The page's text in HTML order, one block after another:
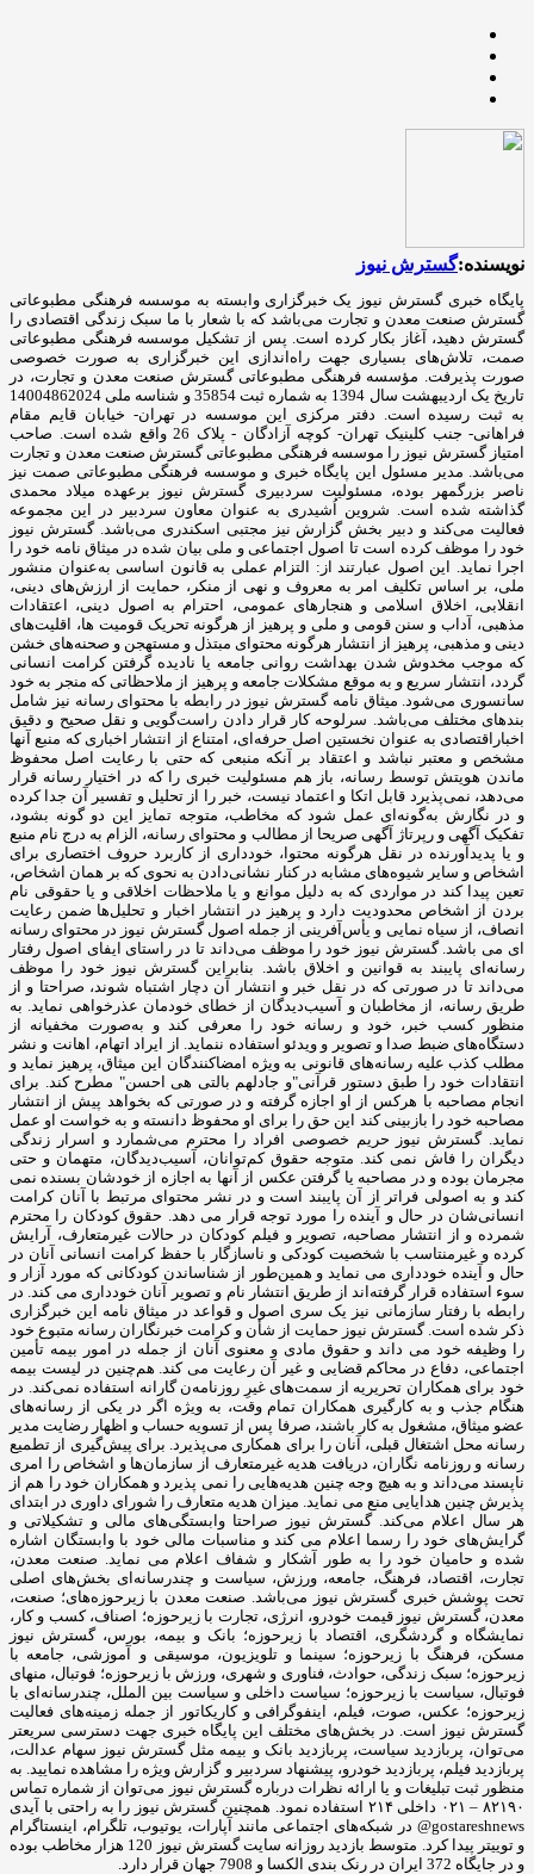
نویسنده:گسترش نیوز
پایگاه خبری گسترش نیوز یک خبرگزاری وابسته به موسسه فرهنگی مطبوعاتی
گسترش صنعت معدن و تجارت می‌باشد که با شعار با ما سبک زندگی اقتصادی را
گسترش دهید، آغاز بکار کرده است. پس از تشکیل موسسه فرهنگی مطبوعاتی
صمت، تلاش‌های بسیاری جهت راه‌اندازی این خبرگزاری به صورت خصوصی
صورت پذیرفت. مؤسسه فرهنگی مطبوعاتی گسترش صنعت معدن و تجارت، در
تاریخ یک اردیبهشت سال 1394 به شماره ثبت 35854 و شناسه ملی 14004862024
به ثبت رسیده است. دفتر مرکزی این موسسه در تهران- خیابان قایم مقام
فراهانی- جنب کلینیک تهران- کوچه آزادگان - پلاک 26 واقع شده است. صاحب
امتیاز گسترش نیوز را موسسه فرهنگی مطبوعاتی گسترش صنعت معدن و تجارت
می‌باشد. مدیر مسئول این پایگاه خبری و موسسه فرهنگی مطبوعاتی صمت نیز
ناصر بزرگمهر بوده، مسئولیت سردبیری گسترش نیوز برعهده میلاد محمدی
گذاشته شده است. شروین اُشیدری به عنوان معاون سردبیر در این مجموعه
فعالیت می‌کند و دبیر بخش گزارش نیز مجتبی اسکندری می‌باشد. گسترش نیوز
خود را موظف کرده است تا اصول اجتماعی و ملی بیان شده در میثاق نامه خود را
اجرا نماید. این اصول عبارتند از: التزام عملی به قانون اساسی به‌عنوان منشور
ملی، بر اساس تکلیف امر به‌ معروف و نهی از منکر، حمایت از ارزش‌های دینی،
انقلابی، اخلاق اسلامی و هنجارهای عمومی، احترام به اصول دینی، اعتقادات
مذهبی، آداب و سنن قومی و ملی و ‌پرهیز از هرگونه تحریک قومیت ‌ها، اقلیت‌های
دینی و مذهبی، پرهیز از انتشار هرگونه محتوای مبتذل و مستهجن و صحنه‌های خشن
که موجب مخدوش شدن بهداشت روانی جامعه یا نادیده گرفتن کرامت انسانی
گردد، انتشار سریع و به‌ موقع مشکلات جامعه و پرهیز از ملاحظاتی که منجر به خود
سانسوری می‌شود. میثاق نامه گسترش نیوز در رابطه با محتوای رسانه نیز شامل
بندهای مختلف می‌باشد. سرلوحه کار قرار دادن راست‌گویی و نقل صحیح و دقیق
اخباراقتصادی به ‌عنوان نخستین اصل حرفه‌ای، امتناع از انتشار اخباری که منبع آنها
مشخص و معتبر نباشد و اعتقاد بر آنکه منبعی که حتی با رعایت اصل محفوظ
ماندن هویتش توسط رسانه، باز هم مسئولیت خبری را که در اختیار رسانه قرار
می‌دهد، نمی‌پذیرد قابل اتکا و اعتماد نیست، خبر را از تحلیل و تفسیر آن جدا کرده
و در نگارش به‌گونه‌ای عمل شود که مخاطب، متوجه تمایز این دو گونه بشود،
تفکیک آگهی و رپرتاژ آگهی صریحا از مطالب و محتوای رسانه، الزام به درج نام منبع
و یا پدیدآورنده در نقل هرگونه محتوا، خودداری از کاربرد حروف اختصاری برای
اشخاص و سایر شیوه‌های مشابه در کنار نشانی‌دادن به نحوی که بر همان اشخاص،
تعین پیدا کند در مواردی که به دلیل موانع و یا ملاحظات اخلاقی و یا حقوقی نام
بردن از اشخاص محدودیت دارد و پرهیز در انتشار اخبار و تحلیل‌ها ضمن رعایت
انصاف، از سیاه ‌نمایی و یأس‌آفرینی از جمله اصول گسترش نیوز در محتوای رسانه
ای می باشد. گسترش نیوز خود را موظف می‌داند تا در راستای ایفای اصول رفتار
رسانه‌ای پایبند به قوانین و اخلاق باشد. بنابراین گسترش نیوز خود را موظف
می‌داند تا در صورتی که در نقل خبر و انتشار آن دچار اشتباه شوند، صراحتا و از
طریق رسانه، از مخاطبان و آسیب‌دیدگان از خطای خودمان عذرخواهی نماید. به
منظور کسب خبر، خود و رسانه خود را معرفی کند و به‌صورت مخفیانه از
دستگاه‌های ضبط صدا و تصویر و ویدئو استفاده ننماید. از ایراد اتهام، اهانت و نشر
مطلب کذب علیه رسانه‌های قانونی به ‌ویژه امضاکنندگان این میثاق، پرهیز نماید و
انتقادات‌ خود را طبق دستور قرآنی"و جادلهم بالتی هی احسن" مطرح کند. برای
انجام مصاحبه با هرکس از او اجازه گرفته و در صورتی که بخواهد پیش از انتشار
مصاحبه خود را بازبینی کند این حق را برای او محفوظ دانسته و به خواست او عمل
نماید. گسترش نیوز حریم خصوصی افراد را محترم می‌شمارد و اسرار زندگی
دیگران را فاش نمی کند. متوجه حقوق کم‌توانان، آسیب‌دیدگان، متهمان و حتی
مجرمان بوده و در مصاحبه یا گرفتن عکس از آنها به اجازه از خودشان بسنده نمی
کند و به اصولی فراتر از آن پایبند است و در نشر محتوای مرتبط با آنان کرامت
انسانی‌شان در حال و آینده را مورد توجه قرار می دهد. حقوق کودکان را محترم
شمرده و از انتشار مصاحبه، تصویر و فیلم کودکان در حالات غیرمتعارف، آرایش
کرده و غیرمنتاسب با شخصیت کودکی و ناسازگار با حفظ کرامت انسانی آنان در
حال و آینده خودداری می نماید و همین‌طور از شناساندن کودکانی که مورد آزار و
سوء استفاده قرار گرفته‌اند از طریق انتشار نام و تصویر آنان خودداری می کند. در
رابطه با رفتار سازمانی نیز یک سری اصول و قواعد در میثاق نامه این خبرگزاری
ذکر شده است. گسترش نیوز حمایت از شأن و کرامت خبرنگاران رسانه متبوع خود
را وظیفه خود می داند و حقوق مادی و معنوی آنان از جمله در امور بیمه تأمین
اجتماعی، دفاع در محاکم قضایی و غیر آن رعایت می کند. هم‌چنین در لیست بیمه
خود برای همکاران تحریریه از سمت‌های غیرِ روزنامه‌ن گارانه استفاده نمی‌کند. در
هنگام جذب و به کارگیری همکاران تمام وقت، به ‌ویژه اگر در یکی از رسانه‌های
عضو میثاق، مشغول به کار باشند، صرفا پس از تسویه‌ حساب و اظهار رضایت مدیر
رسانه محل اشتغال قبلی، آنان را برای همکاری می‌پذیرد. برای پیش‌گیری از تطمیع
رسانه و روزنامه ‌نگاران، دریافت هدیه غیرمتعارف از سازمان‌ها و اشخاص را امری
ناپسند می‌داند و به ‌هیچ ‌وجه چنین هدیه‌هایی را نمی پذیرد و همکاران خود را هم از
پذیرش چنین هدایایی منع می نماید. میزان هدیه متعارف را شورای داوری در ابتدای
هر سال اعلام می‌کند. گسترش نیوز صراحتا وابستگی‌های مالی و تشکیلاتی و
گرایش‌های خود را رسما اعلام می کند و مناسبات مالی خود با وابستگان اشاره
شده و حامیان خود را به ‌طور آشکار و شفاف اعلام می نماید. صنعت معدن،
تجارت، اقتصاد، فرهنگ، جامعه، ورزش، سیاست و چندرسانه‌ای بخش‌های اصلی
تحت پوشش خبری گسترش نیوز می‌باشد. صنعت معدن با زیرحوزه‌های؛ صنعت،
معدن، گسترش نیوز قیمت خودرو، انرژی، تجارت با زیرحوزه؛ اصناف، کسب و کار،
نمایشگاه و گردشگری، اقتصاد با زیرحوزه؛ بانک و بیمه، بورس، گسترش نیوز
مسکن، فرهنگ با زیرحوزه؛ سینما و تلویزیون، موسیقی و آموزشی، جامعه با
زیرحوزه؛ سبک زندگی، حوادث، فناوری و شهری، ورزش با زیرحوزه؛ فوتبال، منهای
فوتبال، سیاست با زیرحوزه؛ سیاست داخلی و سیاست بین الملل، چندرسانه‌ای با
زیرحوزه؛ عکس، صوت، فیلم، اینفوگرافی و کاریکاتور از جمله زمینه‌های فعالیت
گسترش نیوز است. در بخش‌های مختلف این پایگاه خبری جهت دسترسی سریعتر
می‌توان، پربازدید سیاست، پربازدید بانک و بیمه مثل گسترش نیوز سهام عدالت،
پربازدید فیلم، پربازدید خودرو، پیشنهاد سردبیر و گزارش ویژه را مشاهده نمایید. به
منظور ثبت تبلیغات و یا ارائه نظرات درباره گسترش نیوز می‌توان از شماره تماس
۸۲۱۹۰ – ۰۲۱ داخلی ۲۱۴ استفاده نمود. همچنین گسترش نیوز را به راحتی با آیدی
gostareshnews@ در شبکه‌های اجتماعی مانند آپارات، یوتیوب، تلگرام، اینستاگرام
و توییتر پیدا کرد. متوسط بازدید روزانه سایت گسترش نیوز 120 هزار مخاطب بوده
و در جایگاه 372 ایران در رنک بندی الکسا و 7908 جهان قرار دارد.